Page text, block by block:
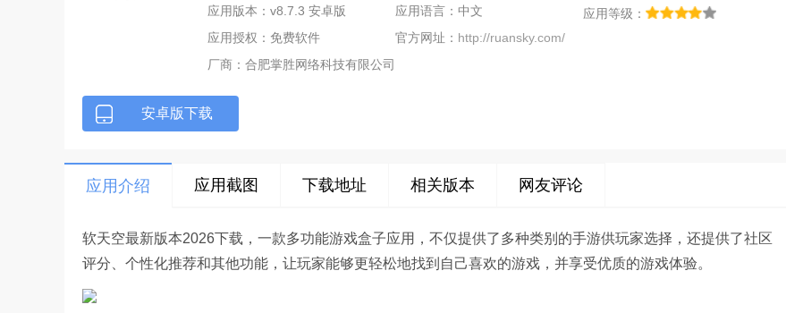
应用版本：v8.7.3 安卓版
应用语言：中文
应用等级：
应用授权：免费软件
官方网址： http://ruansky.com/
厂商： 合肥掌胜网络科技有限公司
安卓版下载
应用介绍 应用截图 下载地址 相关版本 网友评论
软天空最新版本2026下载，一款多功能游戏盒子应用，不仅提供了多种类别的手游供玩家选择，还提供了社区
评分、个性化推荐和其他功能，让玩家能够更轻松地找到自己喜欢的游戏，并享受优质的游戏体验。